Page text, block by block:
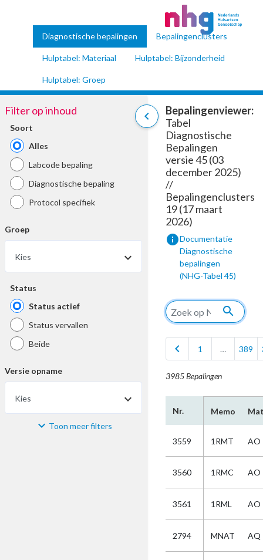
Diagnostische bepalingen Bepalingenclusters
Hulptabel: Materiaal Hulptabel: Bijzonderheid
Hulptabel: Groep
chevron_left
Filter op inhoud
Soort
Alles
Labcode bepaling
Diagnostische bepaling
Protocol specifiek
Groep
Kies
Status
Status actief
Status vervallen
Beide
Versie opname
Kies
Materiaal Toon meer filters
Bepalingenviewer:
Tabel
Diagnostische
Bepalingen
versie 45 (03
december 2025)
//
Bepalingenclusters
19 (17 maart
2026)
infoDocumentatie
Diagnostische
bepalingen
(NHG-Tabel 45)
search
chevron_left 1 … 389
3985 Bepalingen
Nr. Memo
3559 1RMT AO
3560 1RMC AO
3561 1RML AO
2794 MNAT AQ